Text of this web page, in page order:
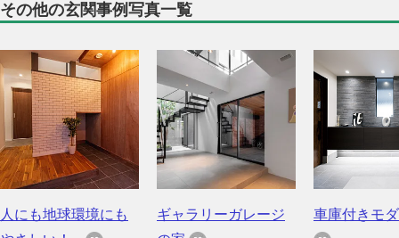
その他の玄関事例写真一覧
人にも地球環境にも
ギャラリーガレージ
車庫付きモ